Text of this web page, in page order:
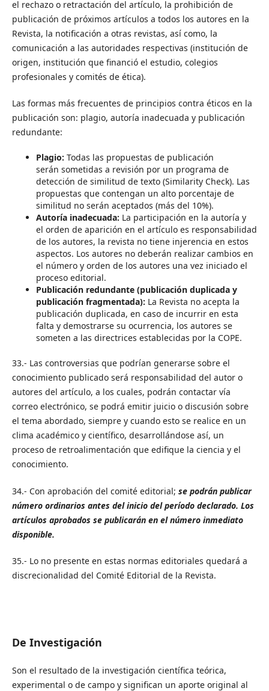
el rechazo o retractación del artículo, la prohibición de
publicación de próximos artículos a todos los autores en la
Revista, la notificación a otras revistas, así como, la
comunicación a las autoridades respectivas (institución de
origen, institución que financió el estudio, colegios
profesionales y comités de ética).
Las formas más frecuentes de principios contra éticos en la
publicación son: plagio, autoría inadecuada y publicación
redundante:
Plagio: Todas las propuestas de publicación
serán sometidas a revisión por un programa de
detección de similitud de texto (Similarity Check). Las
propuestas que contengan un alto porcentaje de
similitud no serán aceptados (más del 10%).
Autoría inadecuada: La participación en la autoría y
el orden de aparición en el artículo es responsabilidad
de los autores, la revista no tiene injerencia en estos
aspectos. Los autores no deberán realizar cambios en
el número y orden de los autores una vez iniciado el
proceso editorial.
Publicación redundante (publicación duplicada y
publicación fragmentada): La Revista no acepta la
publicación duplicada, en caso de incurrir en esta
falta y demostrarse su ocurrencia, los autores se
someten a las directrices establecidas por la COPE.
33.- Las controversias que podrían generarse sobre el
conocimiento publicado será responsabilidad del autor o
autores del artículo, a los cuales, podrán contactar vía
correo electrónico, se podrá emitir juicio o discusión sobre
el tema abordado, siempre y cuando esto se realice en un
clima académico y científico, desarrollándose así, un
proceso de retroalimentación que edifique la ciencia y el
conocimiento.
34.- Con aprobación del comité editorial; se podrán publicar
número ordinarios antes del inicio del período declarado. Los
artículos aprobados se publicarán en el número inmediato
disponible.
35.- Lo no presente en estas normas editoriales quedará a
discrecionalidad del Comité Editorial de la Revista.
De Investigación
Son el resultado de la investigación científica teórica,
experimental o de campo y significan un aporte original al